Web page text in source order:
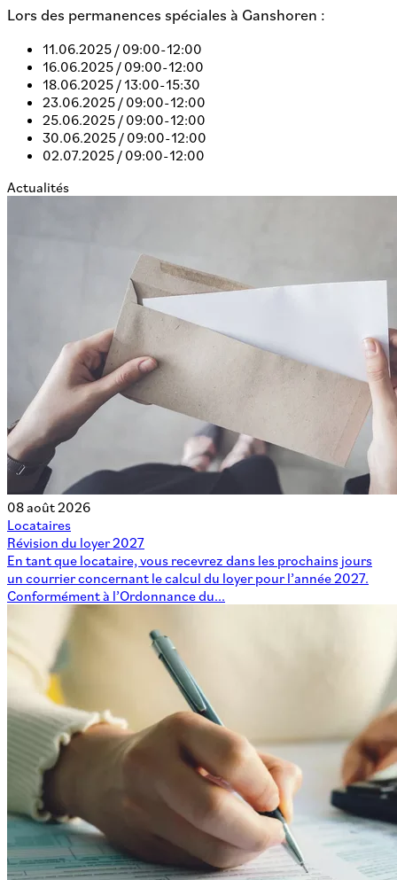
Lors des permanences spéciales à Ganshoren :
11.06.2025 / 09:00-12:00
16.06.2025 / 09:00-12:00
18.06.2025 /13:00-15:30
23.06.2025 / 09:00-12:00
25.06.2025 / 09:00-12:00
30.06.2025 / 09:00-12:00
02.07.2025 / 09:00-12:00
Actualités
08 août 2026
Locataires
Révision du loyer 2027
En tant que locataire, vous recevrez dans les prochains jours
un courrier concernant le calcul du loyer pour l’année 2027.
Conformément à l’Ordonnance du...